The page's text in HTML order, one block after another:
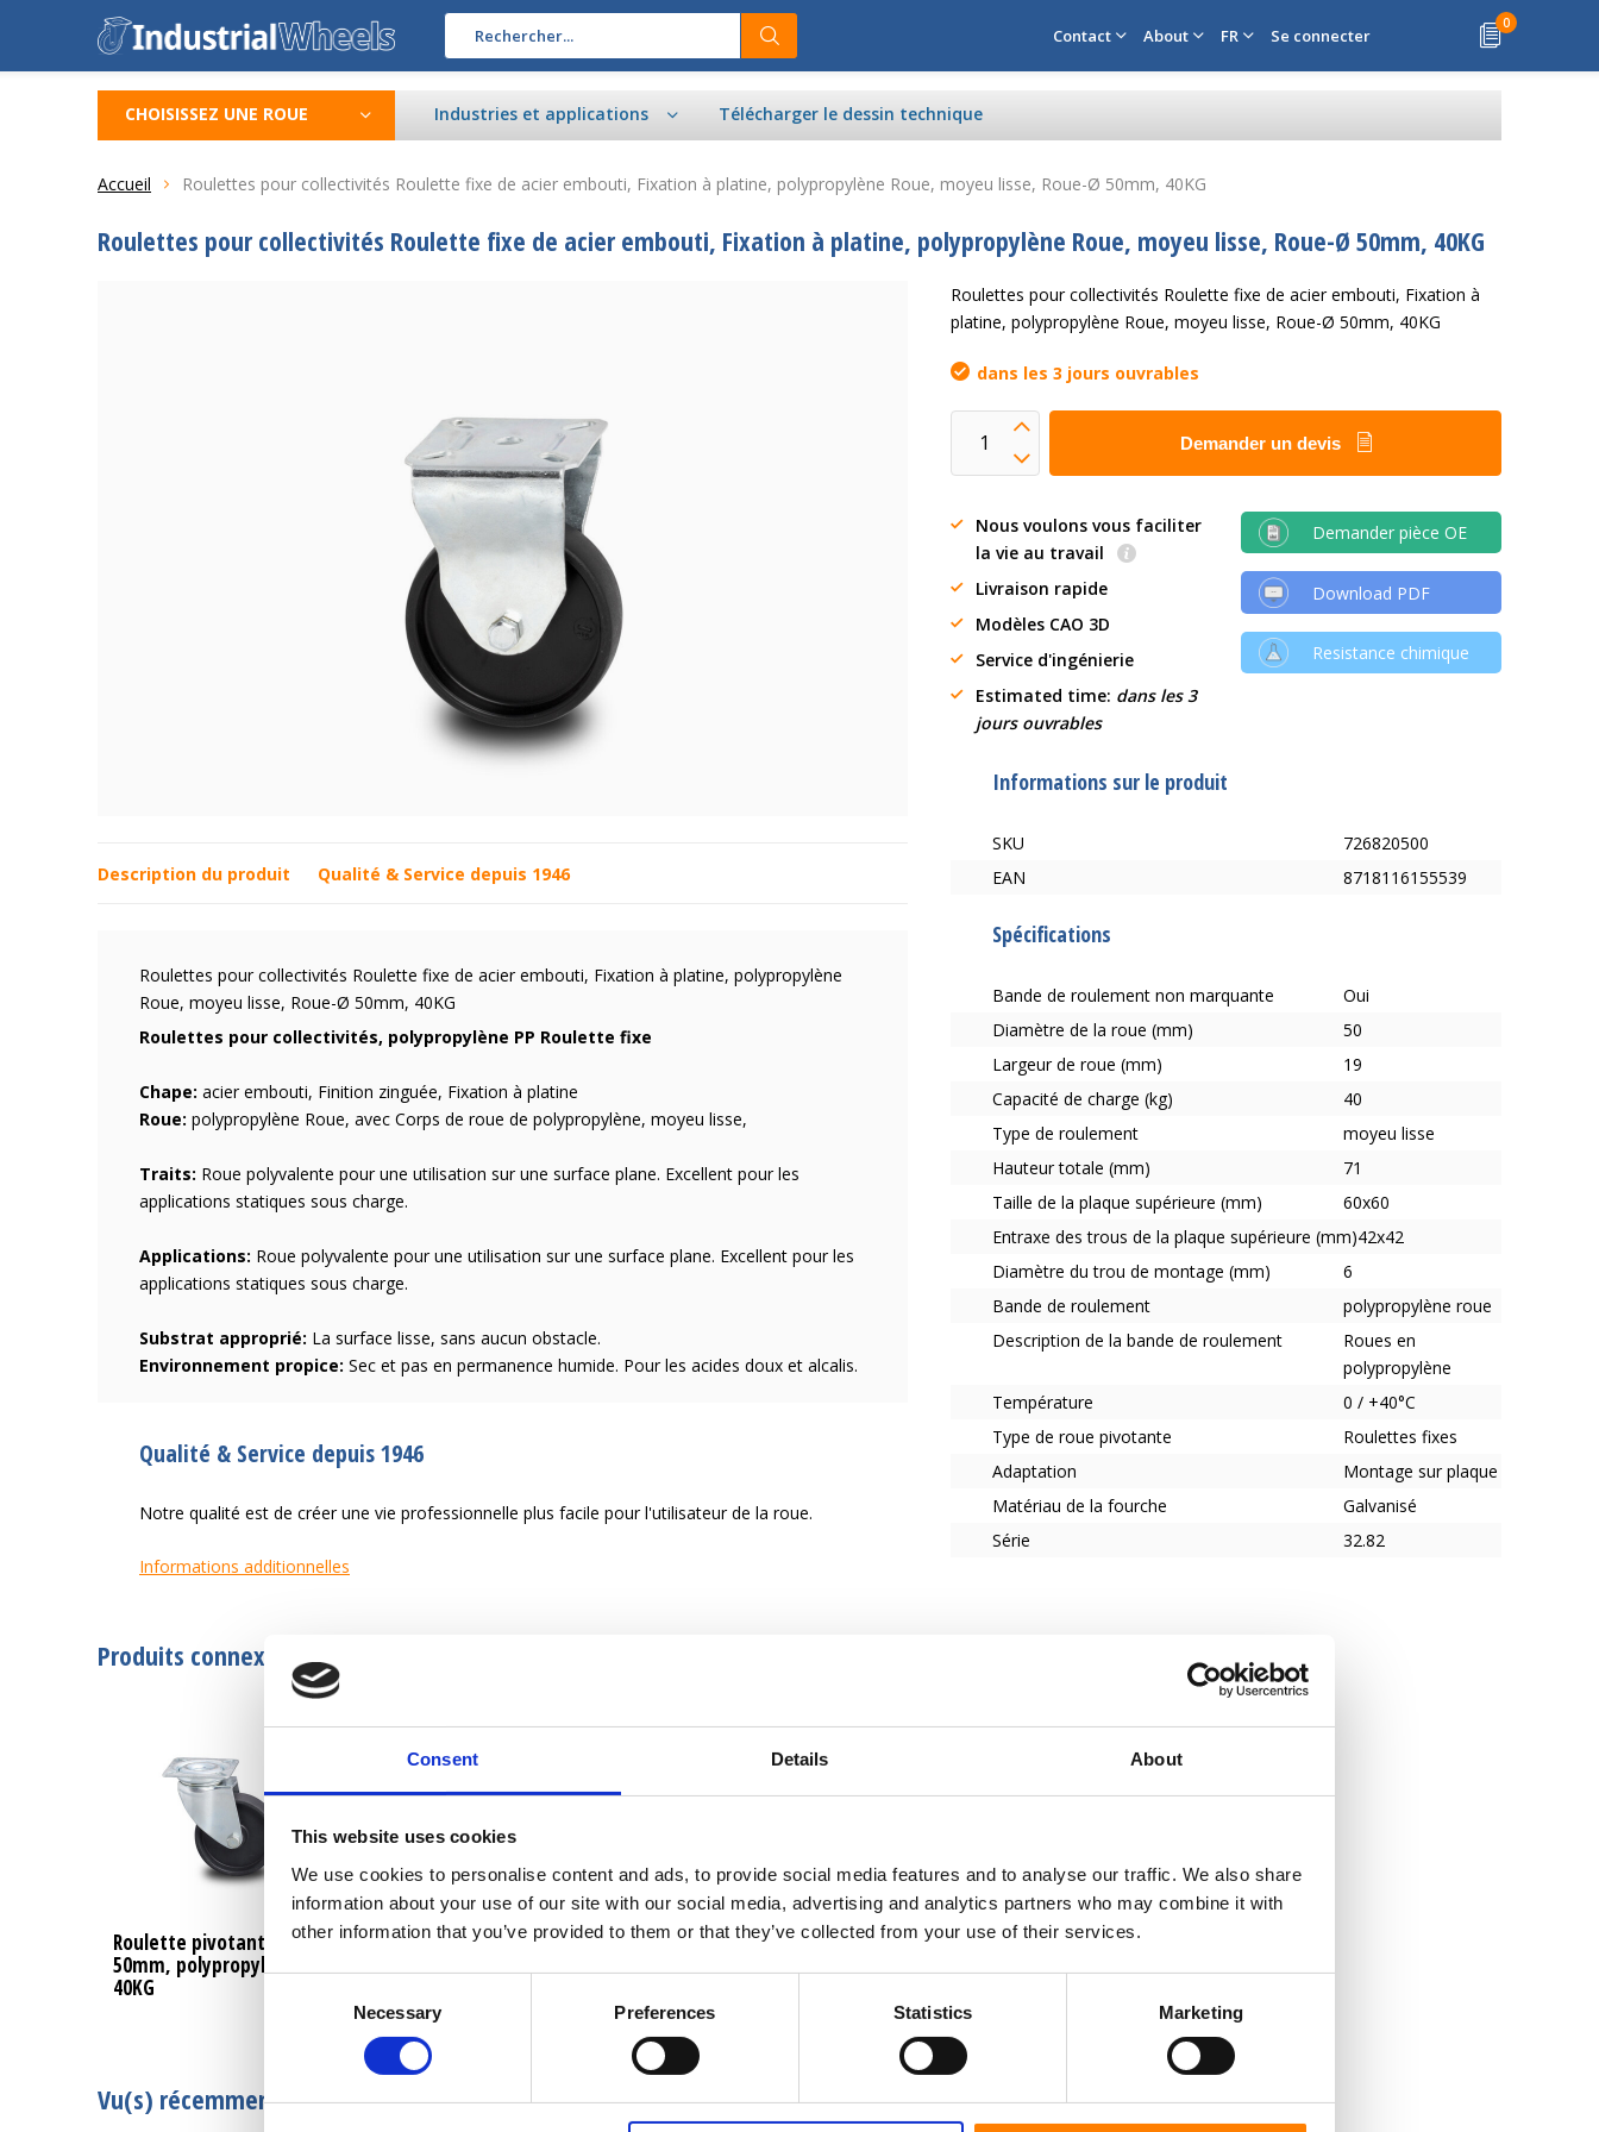
Consent Details About
This website uses cookies
We use cookies to personalise content and ads, to provide social media features and to analyse our traffic. We also share
information about your use of our site with our social media, advertising and analytics partners who may combine it with
other information that you’ve provided to them or that they’ve collected from your use of their services.
Necessary Preferences Statistics Marketing
Contact About FR Se connecter
0
CHOISISSEZ UNE ROUE Industries et applications Télécharger le dessin technique
Accueil Roulettes pour collectivités Roulette fixe de acier embouti, Fixation à platine, polypropylène Roue, moyeu lisse, Roue-Ø 50mm, 40KG
Roulettes pour collectivités Roulette fixe de acier embouti, Fixation à platine, polypropylène Roue, moyeu lisse, Roue-Ø 50mm, 40KG
Description du produit Qualité & Service depuis 1946
Roulettes pour collectivités Roulette fixe de acier embouti, Fixation à platine, polypropylène
Roue, moyeu lisse, Roue-Ø 50mm, 40KG
Roulettes pour collectivités, polypropylène PP Roulette fixe
Chape: acier embouti, Finition zinguée, Fixation à platine
Roue: polypropylène Roue, avec Corps de roue de polypropylène, moyeu lisse,
Traits: Roue polyvalente pour une utilisation sur une surface plane. Excellent pour les
applications statiques sous charge.
Applications: Roue polyvalente pour une utilisation sur une surface plane. Excellent pour les
applications statiques sous charge.
Substrat approprié: La surface lisse, sans aucun obstacle.
Environnement propice: Sec et pas en permanence humide. Pour les acides doux et alcalis.
Qualité & Service depuis 1946
Notre qualité est de créer une vie professionnelle plus facile pour l'utilisateur de la roue.
Informations additionnelles
Roulettes pour collectivités Roulette fixe de acier embouti, Fixation à
platine, polypropylène Roue, moyeu lisse, Roue-Ø 50mm, 40KG
dans les 3 jours ouvrables
Demander un devis
Nous voulons vous faciliter
la vie au travail
Livraison rapide
Modèles CAO 3D
Service d'ingénierie
Estimated time: dans les 3
jours ouvrables
Demander pièce OE
Download PDF
Resistance chimique
Informations sur le produit
SKU
726820500
EAN
8718116155539
Spécifications
Bande de roulement non marquante
Oui
Diamètre de la roue (mm)
50
Largeur de roue (mm)
19
Capacité de charge (kg)
40
Type de roulement
moyeu lisse
Hauteur totale (mm)
71
Taille de la plaque supérieure (mm)
60x60
Entraxe des trous de la plaque supérieure (mm)42x42
Diamètre du trou de montage (mm)
6
Bande de roulement
polypropylène roue
Description de la bande de roulement
Roues en
polypropylène
Température
0 / +40°C
Type de roue pivotante
Roulettes fixes
Adaptation
Montage sur plaque
Matériau de la fourche
Galvanisé
Série
32.82
Produits connexes
Roulette pivotante, Ø
50mm, polypropylène Roue,
40KG
Roulette pivotante avec
Vu(s) récemment